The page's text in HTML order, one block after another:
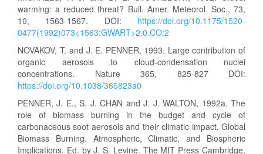
warming: a reduced threat? Bull. Amer. Meteorol. Soc., 73,
10, 1563-1567. DOI: https://doi.org/10.1175/1520-
0477(1992)073<1563:GWART>2.0.CO;2
NOVAKOV, T. and J. E. PENNER, 1993. Large contribution of
organic aerosols to cloud-condensation nuclei
concentrations. Nature 365, 825-827 DOI:
https://doi.org/10.1038/365823a0
PENNER, J. E., S. J. CHAN and J. J. WALTON, 1992a. The
role of biomass burning in the budget and cycle of
carbonaceous soot aerosols and their climatic impact. Global
Biomass Burning. Atmospheric, Climatic, and Biospheric
Implications. Ed. by J. S. Levine. The MIT Press Cambridge,